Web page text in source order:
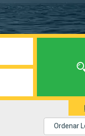
Ordenar